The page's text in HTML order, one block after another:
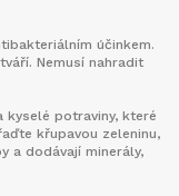
účinkem.
Nemusí nahradit
kyselé potraviny, které
křupavou zeleninu,
a dodávají minerály,